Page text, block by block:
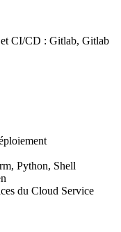
CI/CD : Gitlab, Gitlab
Python, Shell
du Cloud Service